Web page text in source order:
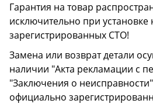
Гарантия на товар
исключительно при
зарегистрированных СТО!
Замена или возврат детали
наличии "Акта рекламации с
"Заключения о
официально